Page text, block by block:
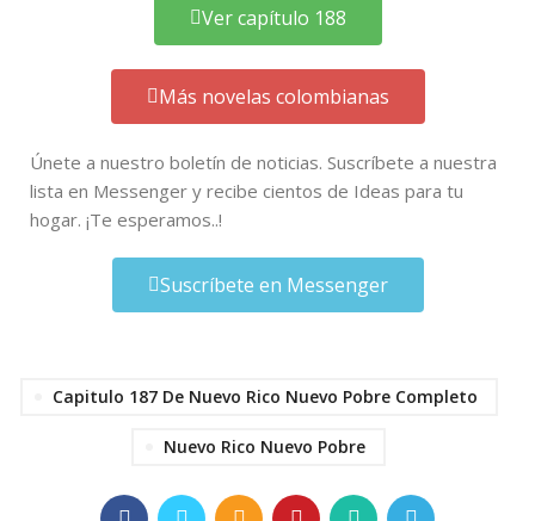
Ver capítulo 188
Más novelas colombianas
Únete a nuestro boletín de noticias. Suscríbete a nuestra
lista en Messenger y recibe cientos de Ideas para tu
hogar. ¡Te esperamos..!
Suscríbete en Messenger
Capitulo 187 De Nuevo Rico Nuevo Pobre Completo
Nuevo Rico Nuevo Pobre